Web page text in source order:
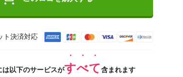
ト決済対応
は以下のサービスがすべて含まれます